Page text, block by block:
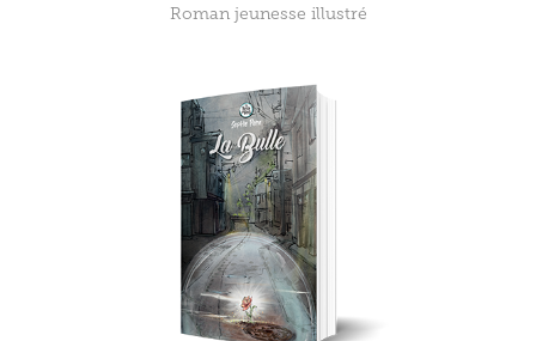
Roman jeunesse illustré